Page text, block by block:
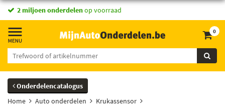
2 miljoen onderdelenop voorraad
0
Onderdelencatalogus
Home
Auto onderdelen
Krukassensor